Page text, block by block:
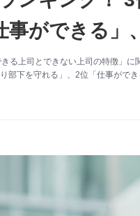
ができる」
る上司とできない上司の特徴」に
部下を守れる」、2位「仕事ができ